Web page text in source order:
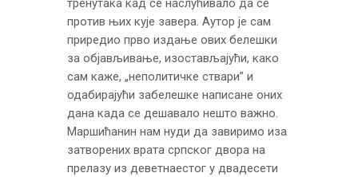
тренутака кад се наслућивало да се
против њих кује завера. Аутор је сам
приредио прво издање ових белешки
за објављивање, изостављајући, како
сам каже, „неполитичке ствари” и
одабирајући забелешке написане оних
дана када се дешавало нешто важно.
Маршићанин нам нуди да завиримо иза
затворених врата српског двора на
прелазу из деветнаестог у двадесети